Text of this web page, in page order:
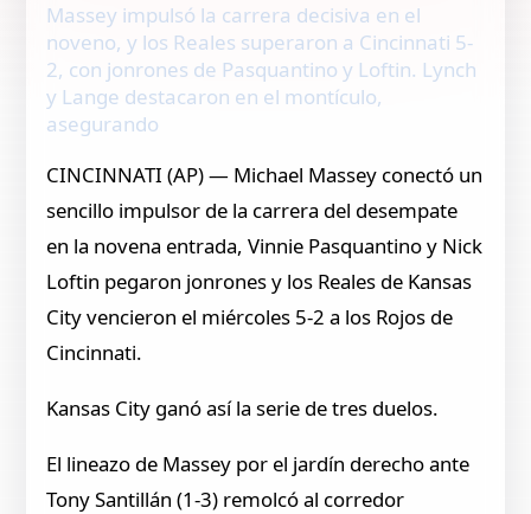
Massey impulsó la carrera decisiva en el
noveno, y los Reales superaron a Cincinnati 5-
2, con jonrones de Pasquantino y Loftin. Lynch
y Lange destacaron en el montículo,
asegurando
CINCINNATI (AP) — Michael Massey conectó un
sencillo impulsor de la carrera del desempate
en la novena entrada, Vinnie Pasquantino y Nick
Loftin pegaron jonrones y los Reales de Kansas
City vencieron el miércoles 5-2 a los Rojos de
Cincinnati.
Kansas City ganó así la serie de tres duelos.
El lineazo de Massey por el jardín derecho ante
Tony Santillán (1-3) remolcó al corredor